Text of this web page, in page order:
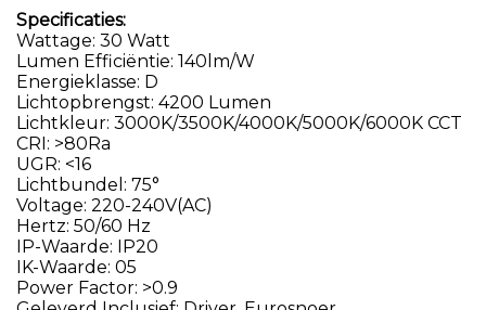
Specificaties:
Wattage: 30 Watt
Lumen Efficiëntie: 140lm/W
Energieklasse: D
Lichtopbrengst: 4200 Lumen
Lichtkleur: 3000K/3500K/4000K/5000K/6000K CCT
CRI: >80Ra
UGR: <16
Lichtbundel: 75°
Voltage: 220-240V(AC)
Hertz: 50/60 Hz
IP-Waarde: IP20
IK-Waarde: 05
Power Factor: >0.9